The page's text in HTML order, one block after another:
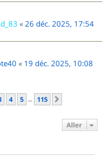
« 26 déc. 2025, 17:54
« 19 déc. 2025, 10:08
115
4 5 … 115
Aller